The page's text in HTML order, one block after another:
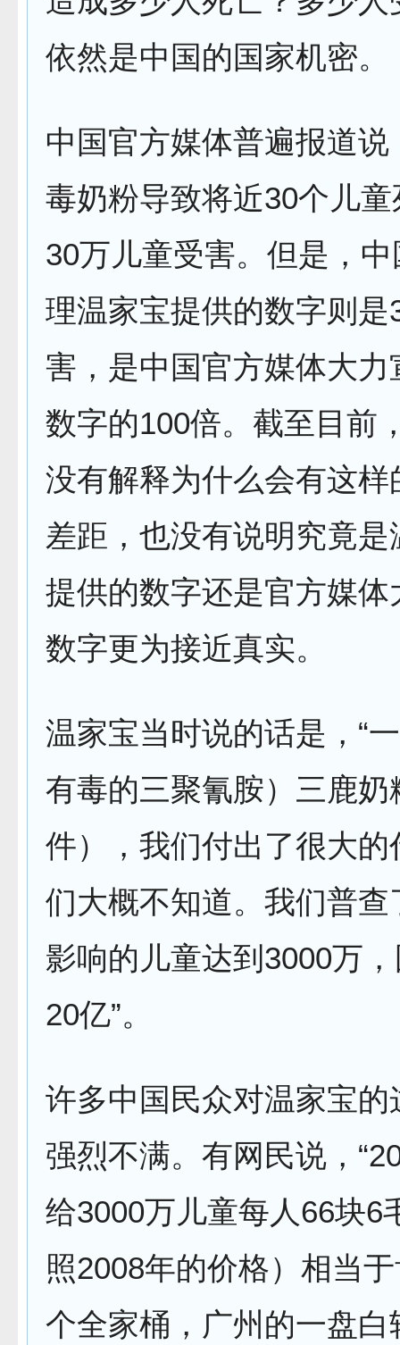
依然是中国的国家机密。
中国官方媒体普遍报道说
毒奶粉导致将近30个儿
30万儿童受害。但是，
理温家宝提供的数字则是
害，是中国官方媒体大力
数字的100倍。截至目前
没有解释为什么会有这样
差距，也没有说明究竟是
提供的数字还是官方媒体
数字更为接近真实。
温家宝当时说的话是，“
有毒的三聚氰胺）三鹿奶
件），我们付出了很大的
们大概不知道。我们普查
影响的儿童达到3000万
20亿”。
许多中国民众对温家宝的
强烈不满。有网民说，
给3000万儿童每人66块6
照2008年的价格）相当
个全家桶，广州的一盘